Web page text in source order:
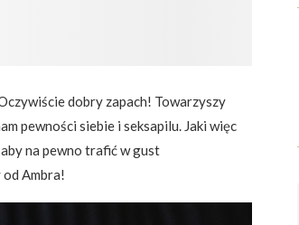
dobry zapach! Towarzyszy
pewności siebie i seksapilu. Jaki więc
na pewno trafić w gust
Ambra!